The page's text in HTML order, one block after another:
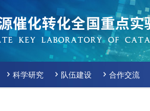
科学研究 队伍建设 合作交流